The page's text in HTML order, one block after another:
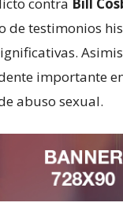
de testimonios
importante
abuso sexual.